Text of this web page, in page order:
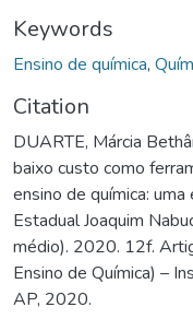
Keywords
Ensino de química,
Citation
DUARTE, Márcia
baixo custo como
ensino de química:
Estadual Joaquim
médio). 2020. 12f.
Ensino de Química) –
AP, 2020.